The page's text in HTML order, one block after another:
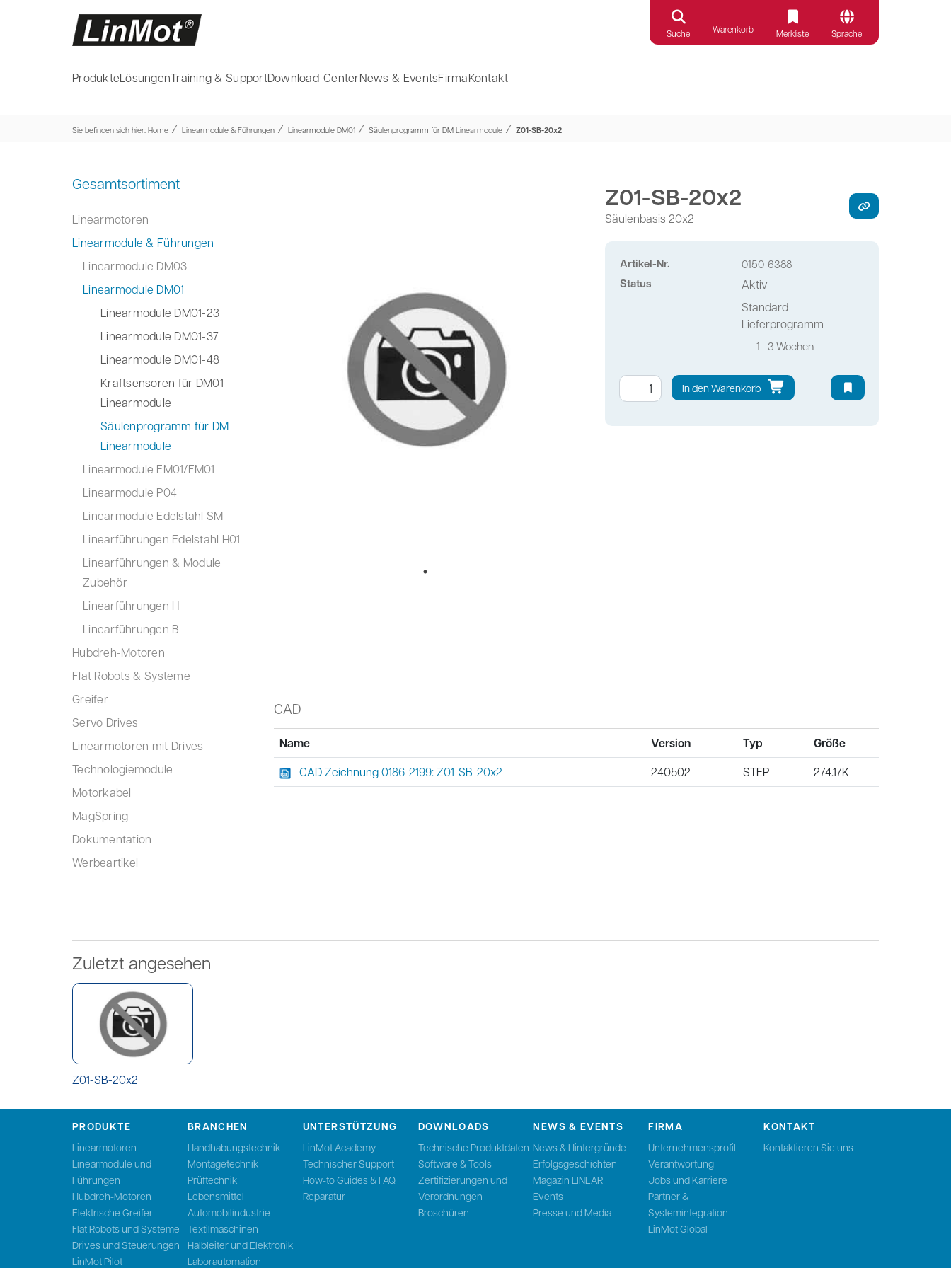
Suche Warenkorb Merkliste Sprache
ProdukteLösungenTraining & SupportDownload-CenterNews & EventsFirmaKontakt
Sie befinden sich hier: Home ⁄ Linearmodule & Führungen ⁄ Linearmodule DM01 ⁄ Säulenprogramm für DM Linearmodule ⁄ Z01-SB-20x2
Gesamtsortiment
Linearmotoren
Linearmodule & Führungen
Linearmodule DM03
Linearmodule DM01
Linearmodule DM01-23
Linearmodule DM01-37
Linearmodule DM01-48
Kraftsensoren für DM01
Linearmodule
Säulenprogramm für DM
Linearmodule
Linearmodule EM01/FM01
Linearmodule P04
Linearmodule Edelstahl SM
Linearführungen Edelstahl H01
Linearführungen & Module
Zubehör
Linearführungen H
Linearführungen B
Hubdreh-Motoren
Flat Robots & Systeme
Greifer
Servo Drives
Linearmotoren mit Drives
Technologiemodule
Motorkabel
MagSpring
Dokumentation
Werbeartikel
Z01-SB-20x2
Säulenbasis 20x2
Artikel-Nr. 0150-6388
Status
Aktiv
Standard
Lieferprogramm
1 - 3 Wochen
In den Warenkorb
CAD
Name Version Typ Größe
CAD Zeichnung 0186-2199: Z01-SB-20x2 240502 STEP 274.17K
Zuletzt angesehen
Z01-SB-20x2
PRODUKTE
Linearmotoren
Linearmodule und
Führungen
Hubdreh-Motoren
Elektrische Greifer
Flat Robots und Systeme
Drives und Steuerungen
LinMot Pilot
BRANCHEN
Handhabungstechnik
Montagetechnik
Prüftechnik
Lebensmittel
Automobilindustrie
Textilmaschinen
Halbleiter und Elektronik
Laborautomation
UNTERSTÜTZUNG
LinMot Academy
Technischer Support
How-to Guides & FAQ
Reparatur
DOWNLOADS
Technische Produktdaten
Software & Tools
Zertifizierungen und
Verordnungen
Broschüren
NEWS & EVENTS
News & Hintergründe
Erfolgsgeschichten
Magazin LINEAR
Events
Presse und Media
FIRMA
Unternehmensprofil
Verantwortung
Jobs und Karriere
Partner &
Systemintegration
LinMot Global
KONTAKT
Kontaktieren Sie uns